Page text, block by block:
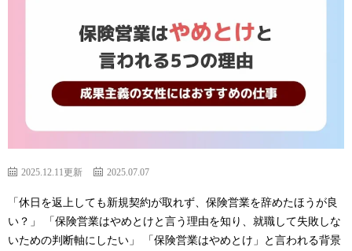
2025.12.11更新 2025.07.07
「休日を返上しても新規契約が取れず、保険営業を辞めたほうが良
い？」 「保険営業はやめとけと言う理由を知り、就職して失敗しな
いための判断軸にしたい」 「保険営業はやめとけ」と言われる背景